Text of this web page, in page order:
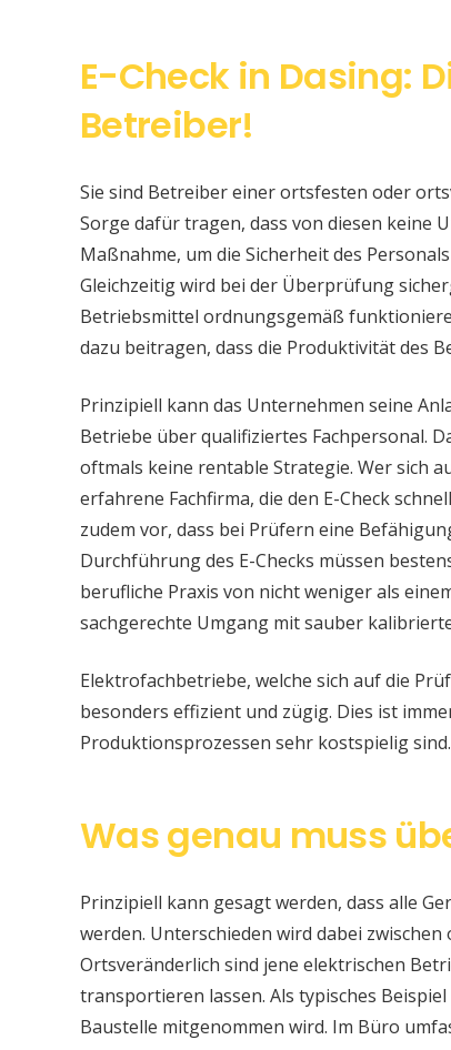
E-Check in Dasing:
Betreiber!
Sie sind Betreiber einer ortsfesten oder
Sorge dafür tragen, dass von diesen keine
Maßnahme, um die Sicherheit des
Gleichzeitig wird bei der Überprüfung
Betriebsmittel ordnungsgemäß
dazu beitragen, dass die Produktivität des
Prinzipiell kann das Unternehmen seine
Betriebe über qualifiziertes Fachpersonal.
oftmals keine rentable Strategie. Wer sich
erfahrene Fachfirma, die den E-Check
zudem vor, dass bei Prüfern eine
Durchführung des E-Checks müssen
berufliche Praxis von nicht weniger als
sachgerechte Umgang mit sauber
Elektrofachbetriebe, welche sich auf die
besonders effizient und zügig. Dies ist
Produktionsprozessen sehr kostspielig sind.
Was genau muss
Prinzipiell kann gesagt werden, dass alle
werden. Unterschieden wird dabei
Ortsveränderlich sind jene elektrischen
transportieren lassen. Als typisches
Baustelle mitgenommen wird. Im Büro